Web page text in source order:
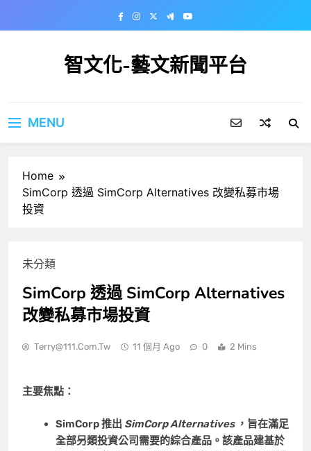
智文化-藝文新聞平台
MENU
Home
SimCorp 透過 SimCorp Alternatives 改變私募市場
投資
未分類
SimCorp 透過 SimCorp Alternatives
改變私募市場投資
Terry@111.com.tw 11 個月 Ago 0 2 Mins
主要焦點：
SimCorp 推出 SimCorp Alternatives，旨在滿足
全部另類投資公司需要的綜合產品。該產品建基於